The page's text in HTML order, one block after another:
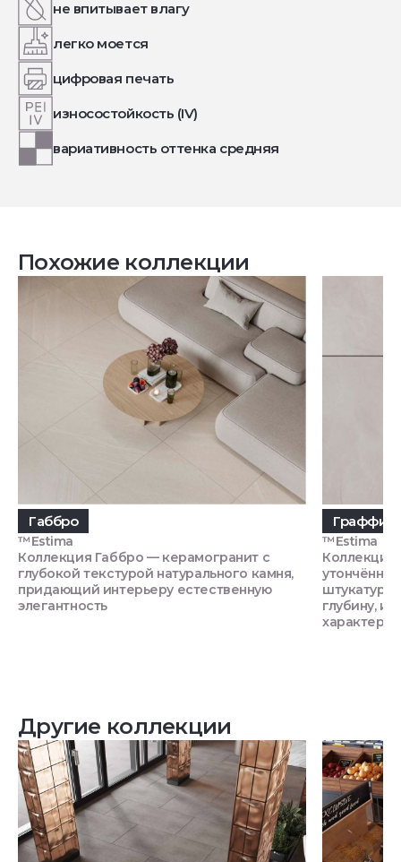
не впитывает влагу
легко моется
цифровая печать
износостойкость (IV)
вариативность оттенка средняя
Похожие коллекции
Габбро
™Estima
Коллекция Габбро — керамогранит с
глубокой текстурой натурального камня,
придающий интерьеру естественную
элегантность
™Estima
Коллекция
глубину,
характер
Другие коллекции